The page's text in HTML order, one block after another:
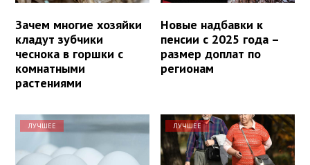
Зачем многие хозяйки
кладут зубчики
чеснока в горшки с
комнатными
растениями
Новые надбавки к
пенсии с 2025 года –
размер доплат по
регионам
ЛУЧШЕЕ ЛУЧШЕЕ